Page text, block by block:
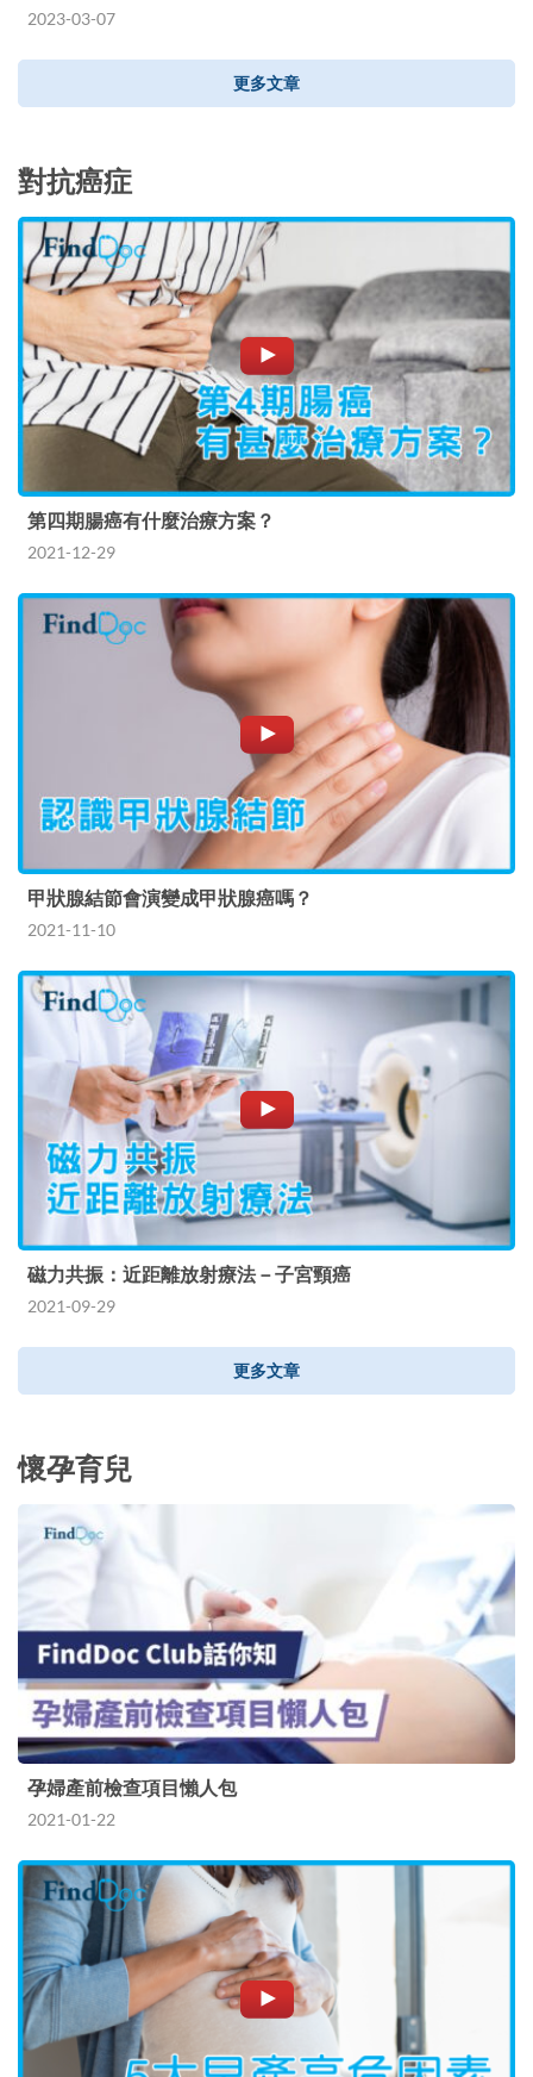
2023-03-07
更多文章
對抗癌症
第四期腸癌有什麼治療方案？
2021-12-29
甲狀腺結節會演變成甲狀腺癌嗎？
2021-11-10
磁力共振：近距離放射療法－子宮頸癌
2021-09-29
更多文章
懷孕育兒
孕婦產前檢查項目懶人包
2021-01-22